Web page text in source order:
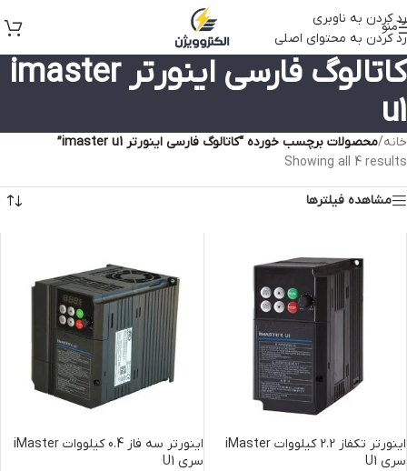
رد کردن به ناوبری
رد کردن به محتوای اصلی
منو
کاتالوگ فارسی اینورتر imaster
u1
خانه/محصولات برچسب خورده “کاتالوگ فارسی اینورتر imaster u1”
Showing all 4 results
مشاهده فیلترها
اینورتر تکفاز 2.2 کیلووات iMaster
سری U1
اینورتر سه فاز 0.4 کیلووات iMaster
سری U1